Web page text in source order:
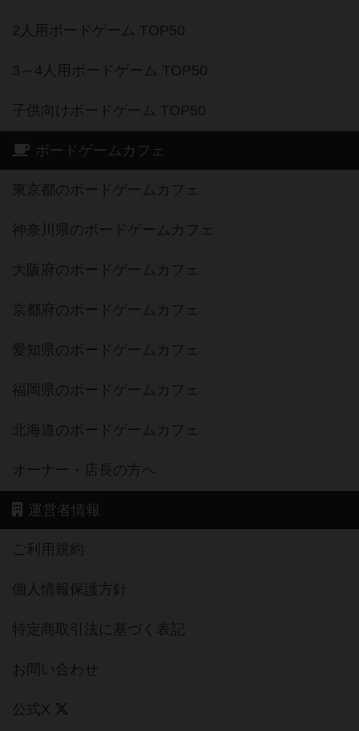
2人用ボードゲーム TOP50
3～4人用ボードゲーム TOP50
子供向けボードゲーム TOP50
ボードゲームカフェ
東京都のボードゲームカフェ
神奈川県のボードゲームカフェ
大阪府のボードゲームカフェ
京都府のボードゲームカフェ
愛知県のボードゲームカフェ
福岡県のボードゲームカフェ
北海道のボードゲームカフェ
オーナー・店長の方へ
運営者情報
ご利用規約
個人情報保護方針
特定商取引法に基づく表記
お問い合わせ
公式X